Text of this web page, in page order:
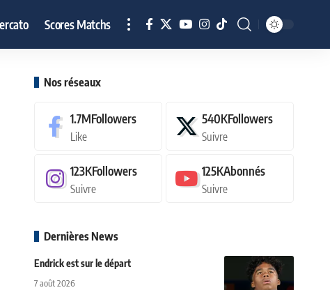
Scores Matchs
Nos réseaux
1.7MFollowers
Like
540KFollowers
Suivre
123KFollowers
Suivre
125KAbonnés
Suivre
Dernières News
Endrick est sur le départ
7 août 2026